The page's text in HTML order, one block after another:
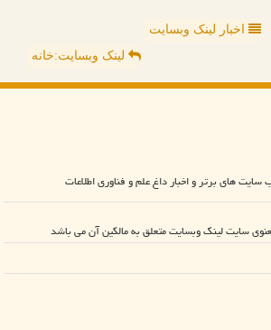
اخبار لینک وبسایت
لینک وبسایت:خانه
های برتر و اخبار داغ علم و فناوری اطلاعات